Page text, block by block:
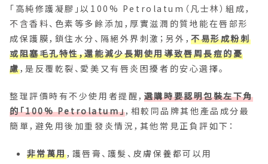
「高純修護凝膠」以100% Petrolatum（凡士林）組成，
不含香料、色素等多餘添加，厚實滋潤的質地能在唇部形
成保護膜，鎖住水分、隔絕外界刺激；另外，不易形成粉刺
或阻塞毛孔特性，還能減少長期使用導致唇周長痘的憂
慮，是反覆乾裂、愛美又有唇炎困擾者的安心選擇。
整理評價時有不少使用者提醒， 選購時要認明包裝左下角
的「100% Petrolatum」，相較同品牌其他產品成分最
簡單，避免用後加重發炎情況，其他常見正負評如下：
非常萬用，護唇膏、護髮、皮膚保養都可以用